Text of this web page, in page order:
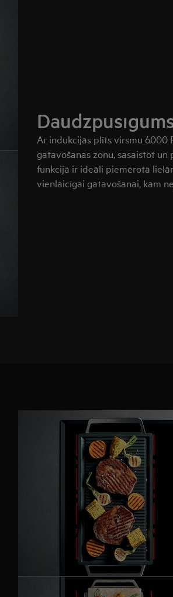
Ar indukcijas plīts virsmu 6000
gatavošanas zonu, sasaistot
funkcija ir ideāli piemērota
vienlaicīgai gatavošanai, kam